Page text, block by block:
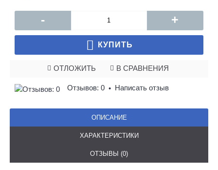
- +
КУПИТЬ
ОТЛОЖИТЬ В СРАВНЕНИЯ
Отзывов: 0 • Написать отзыв
ОПИСАНИЕ
ХАРАКТЕРИСТИКИ
ОТЗЫВЫ (0)